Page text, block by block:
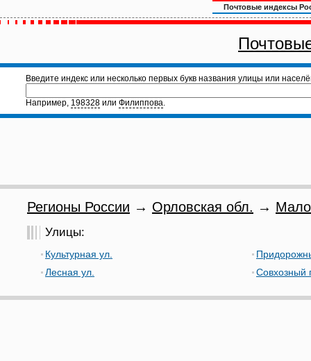
Почтовые индексы
Введите индекс или несколько первых букв названия улицы или
Например, 198328 или Филиппова.
Регионы России → Орловская обл. →
Улицы:
Культурная ул.
Лесная ул.
Совхозный